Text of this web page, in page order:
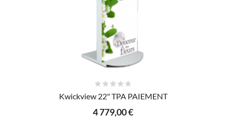
AJOUTER AU PANIER
Kwickview 22" TPA PAIEMENT
4 779,00 €